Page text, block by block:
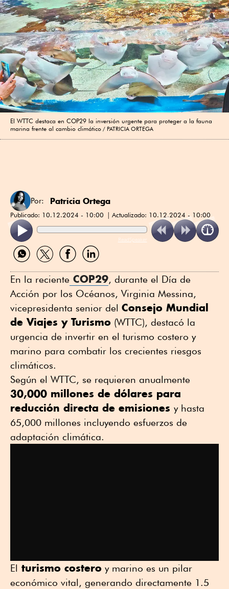
El WTTC destaca en COP29 la inversión urgente para proteger a la fauna
marina frente al cambio climático
PATRICIA ORTEGA
Por: Patricia Ortega
Publicado: 10.12.2024 - 10:00 Actualizado: 10.12.2024 - 10:00
ReadSpeaker
Compartir
por
Compartir
por
Compartir
por
Compartir
por
En la reciente COP29, durante el Día de
Acción por los Océanos, Virginia Messina,
vicepresidenta senior del Consejo Mundial
de Viajes y Turismo (WTTC), destacó la
urgencia de invertir en el turismo costero y
marino para combatir los crecientes riesgos
climáticos.
Según el WTTC, se requieren anualmente
30,000 millones de dólares para
reducción directa de emisiones y hasta
65,000 millones incluyendo esfuerzos de
adaptación climática.
El turismo costero y marino es un pilar
económico vital, generando directamente 1.5